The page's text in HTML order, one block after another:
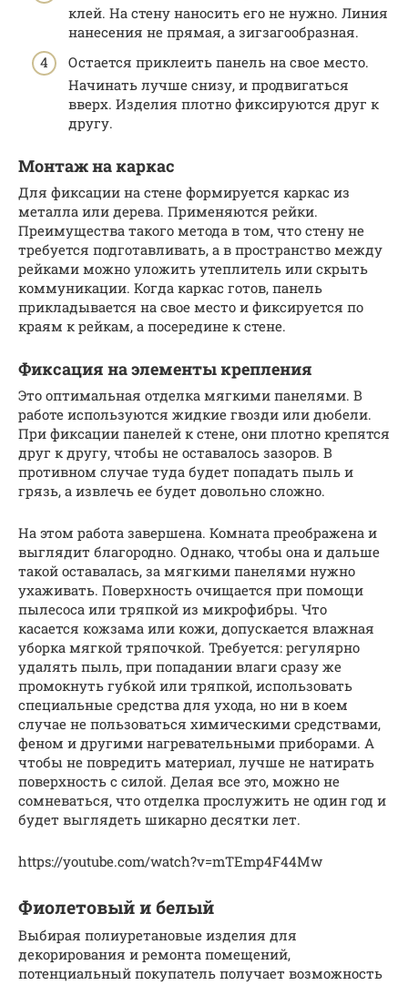
клей. На стену наносить его не нужно. Линия
нанесения не прямая, а зигзагообразная.
Остается приклеить панель на свое место.
Начинать лучше снизу, и продвигаться
вверх. Изделия плотно фиксируются друг к
другу.
Монтаж на каркас
Для фиксации на стене формируется каркас из
металла или дерева. Применяются рейки.
Преимущества такого метода в том, что стену не
требуется подготавливать, а в пространство между
рейками можно уложить утеплитель или скрыть
коммуникации. Когда каркас готов, панель
прикладывается на свое место и фиксируется по
краям к рейкам, а посередине к стене.
Фиксация на элементы крепления
Это оптимальная отделка мягкими панелями. В
работе используются жидкие гвозди или дюбели.
При фиксации панелей к стене, они плотно крепятся
друг к другу, чтобы не оставалось зазоров. В
противном случае туда будет попадать пыль и
грязь, а извлечь ее будет довольно сложно.
На этом работа завершена. Комната преображена и
выглядит благородно. Однако, чтобы она и дальше
такой оставалась, за мягкими панелями нужно
ухаживать. Поверхность очищается при помощи
пылесоса или тряпкой из микрофибры. Что
касается кожзама или кожи, допускается влажная
уборка мягкой тряпочкой. Требуется: регулярно
удалять пыль, при попадании влаги сразу же
промокнуть губкой или тряпкой, использовать
специальные средства для ухода, но ни в коем
случае не пользоваться химическими средствами,
феном и другими нагревательными приборами. А
чтобы не повредить материал, лучше не натирать
поверхность с силой. Делая все это, можно не
сомневаться, что отделка прослужить не один год и
будет выглядеть шикарно десятки лет.
https://youtube.com/watch?v=mTEmp4F44Mw
Фиолетовый и белый
Выбирая полиуретановые изделия для
декорирования и ремонта помещений,
потенциальный покупатель получает возможность